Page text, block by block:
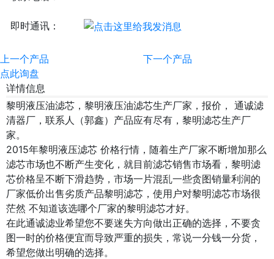
即时通讯：
上一个产品
下一个产品
点此询盘
详情信息
黎明液压油滤芯，黎明液压油滤芯生产厂家，报价， 通诚滤
清器厂，联系人（郭鑫）产品应有尽有，黎明滤芯生产厂
家。
2015年黎明液压滤芯 价格行情，随着生产厂家不断增加那么
滤芯市场也不断产生变化，就目前滤芯销售市场看，黎明滤
芯价格呈不断下滑趋势，市场一片混乱一些贪图销量利润的
厂家低价出售劣质产品黎明滤芯，使用户对黎明滤芯市场很
茫然 不知道该选哪个厂家的黎明滤芯才好。
在此通诚滤业希望您不要迷失方向做出正确的选择，不要贪
图一时的价格便宜而导致严重的损失，常说一分钱一分货，
希望您做出明确的选择。